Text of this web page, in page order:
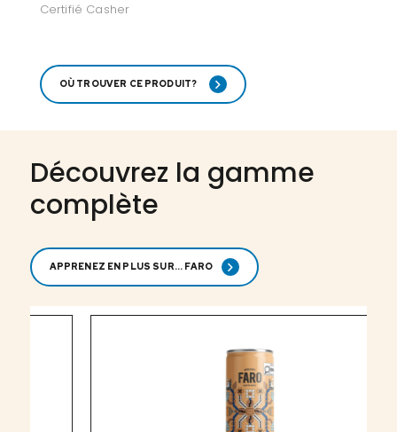
Certifié Casher
OÙ TROUVER CE PRODUIT?
Découvrez la gamme
complète
APPRENEZ EN PLUS SUR... FARO